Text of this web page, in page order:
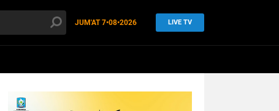
JUM'AT7•08•2026 LIVE TV